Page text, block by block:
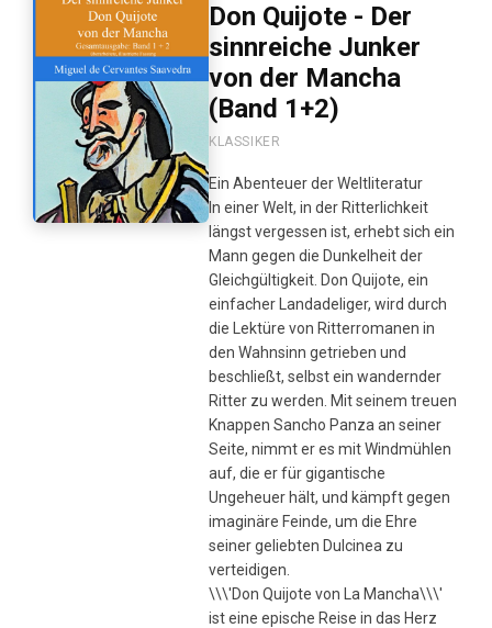
Don Quijote - Der
sinnreiche Junker
von der Mancha
(Band 1+2)
KLASSIKER
Ein Abenteuer der Weltliteratur
In einer Welt, in der Ritterlichkeit
längst vergessen ist, erhebt sich ein
Mann gegen die Dunkelheit der
Gleichgültigkeit. Don Quijote, ein
einfacher Landadeliger, wird durch
die Lektüre von Ritterromanen in
den Wahnsinn getrieben und
beschließt, selbst ein wandernder
Ritter zu werden. Mit seinem treuen
Knappen Sancho Panza an seiner
Seite, nimmt er es mit Windmühlen
auf, die er für gigantische
Ungeheuer hält, und kämpft gegen
imaginäre Feinde, um die Ehre
seiner geliebten Dulcinea zu
verteidigen.
\\\'Don Quijote von La Mancha\\\'
ist eine epische Reise in das Herz